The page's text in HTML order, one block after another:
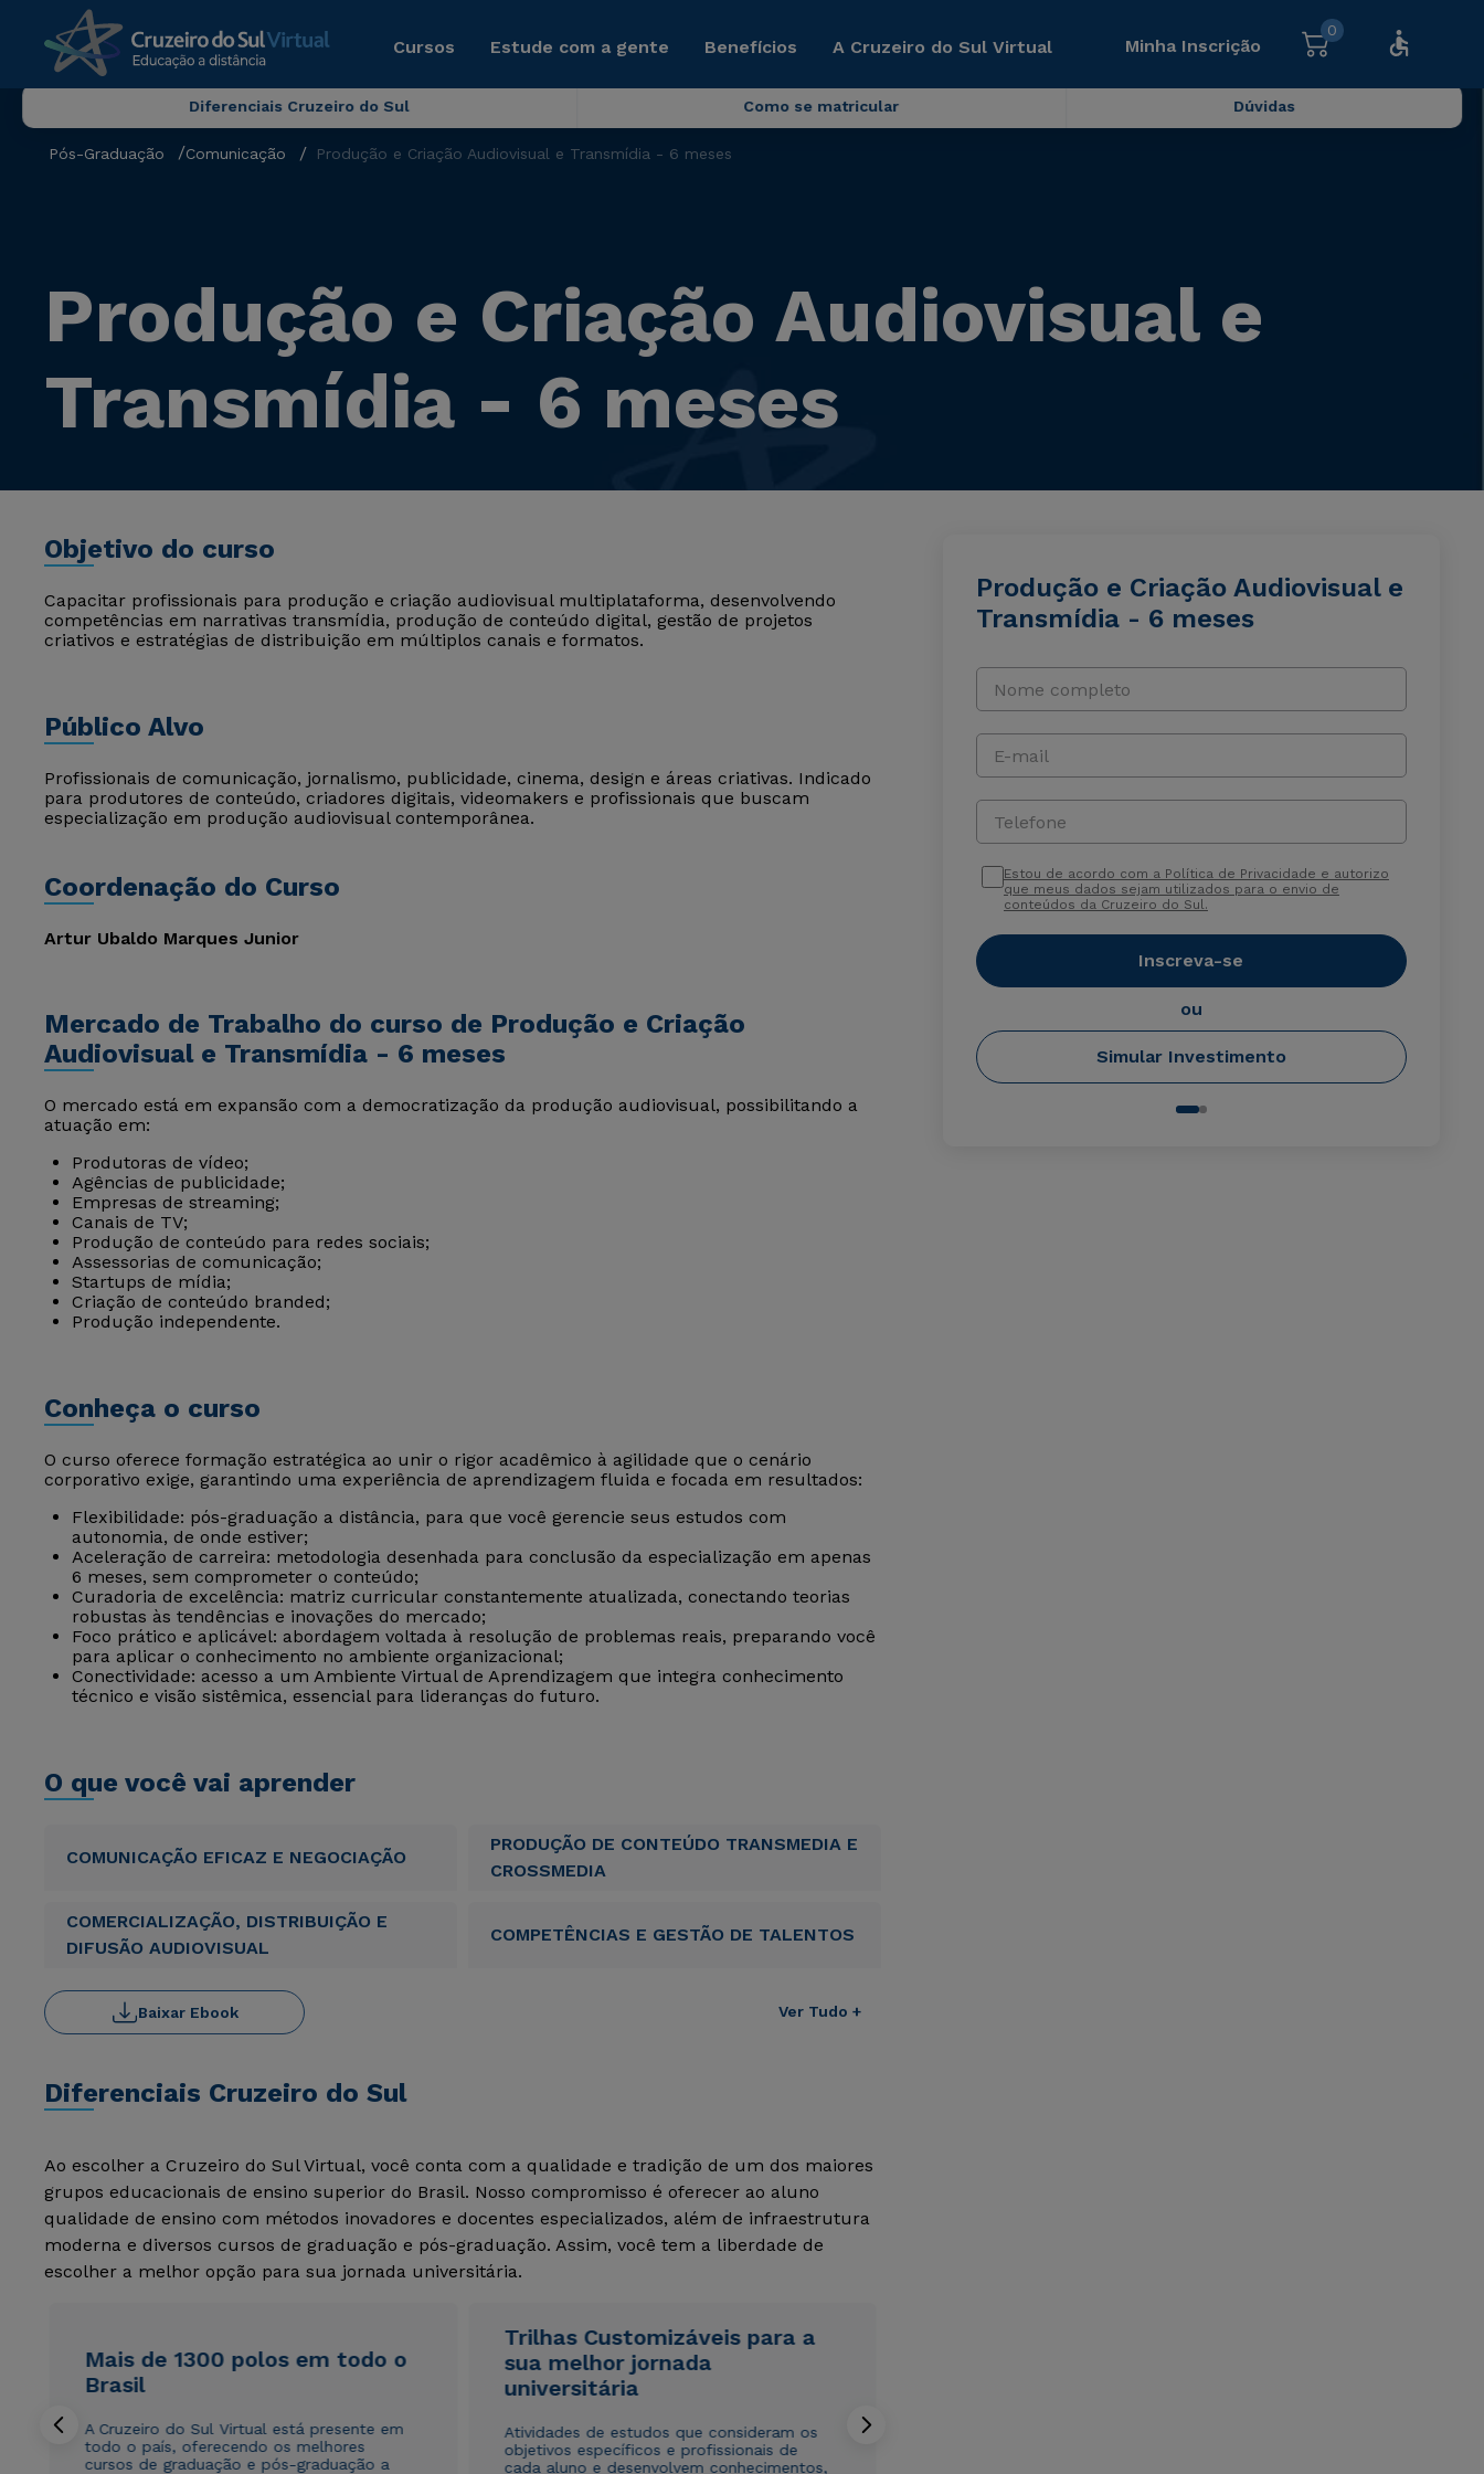
Cursos Estude com a gente Benefícios A Cruzeiro do Sul Virtual Minha Inscrição
0
Diferenciais Cruzeiro do Sul Como se matricular Dúvidas
Pós-Graduação Comunicação Produção e Criação Audiovisual e Transmídia - 6 meses
Produção e Criação Audiovisual e
Transmídia - 6 meses
Objetivo do curso
Capacitar profissionais para produção e criação audiovisual multiplataforma, desenvolvendo
competências em narrativas transmídia, produção de conteúdo digital, gestão de projetos
criativos e estratégias de distribuição em múltiplos canais e formatos.
Público Alvo
Profissionais de comunicação, jornalismo, publicidade, cinema, design e áreas criativas. Indicado
para produtores de conteúdo, criadores digitais, videomakers e profissionais que buscam
especialização em produção audiovisual contemporânea.
Coordenação do Curso
Artur Ubaldo Marques Junior
Mercado de Trabalho do curso de Produção e Criação
Audiovisual e Transmídia - 6 meses
O mercado está em expansão com a democratização da produção audiovisual, possibilitando a
atuação em:
Produtoras de vídeo;
Agências de publicidade;
Empresas de streaming;
Canais de TV;
Produção de conteúdo para redes sociais;
Assessorias de comunicação;
Startups de mídia;
Criação de conteúdo branded;
Produção independente.
Conheça o curso
O curso oferece formação estratégica ao unir o rigor acadêmico à agilidade que o cenário
corporativo exige, garantindo uma experiência de aprendizagem fluida e focada em resultados:
Flexibilidade: pós-graduação a distância, para que você gerencie seus estudos com
autonomia, de onde estiver;
Aceleração de carreira: metodologia desenhada para conclusão da especialização em apenas
6 meses, sem comprometer o conteúdo;
Curadoria de excelência: matriz curricular constantemente atualizada, conectando teorias
robustas às tendências e inovações do mercado;
Foco prático e aplicável: abordagem voltada à resolução de problemas reais, preparando você
para aplicar o conhecimento no ambiente organizacional;
Conectividade: acesso a um Ambiente Virtual de Aprendizagem que integra conhecimento
técnico e visão sistêmica, essencial para lideranças do futuro.
O que você vai aprender
COMUNICAÇÃO EFICAZ E NEGOCIAÇÃO
PRODUÇÃO DE CONTEÚDO TRANSMEDIA E
CROSSMEDIA
COMERCIALIZAÇÃO, DISTRIBUIÇÃO E
DIFUSÃO AUDIOVISUAL
COMPETÊNCIAS E GESTÃO DE TALENTOS
Ver Tudo +
Baixar Ebook
Diferenciais Cruzeiro do Sul
Ao escolher a Cruzeiro do Sul Virtual, você conta com a qualidade e tradição de um dos maiores
grupos educacionais de ensino superior do Brasil. Nosso compromisso é oferecer ao aluno
qualidade de ensino com métodos inovadores e docentes especializados, além de infraestrutura
moderna e diversos cursos de graduação e pós-graduação. Assim, você tem a liberdade de
escolher a melhor opção para sua jornada universitária.
Mais de 1300 polos em todo o
Brasil
A Cruzeiro do Sul Virtual está presente em
todo o país, oferecendo os melhores
cursos de graduação e pós-graduação a
Trilhas Customizáveis para a
sua melhor jornada
universitária
Atividades de estudos que consideram os
objetivos específicos e profissionais de
cada aluno e desenvolvem conhecimentos,
Produção e Criação Audiovisual e
Transmídia - 6 meses
Nome completo
E-mail
Telefone
Estou de acordo com a Política de Privacidade e autorizo
que meus dados sejam utilizados para o envio de
conteúdos da Cruzeiro do Sul.
Inscreva-se
ou
Simular Investimento